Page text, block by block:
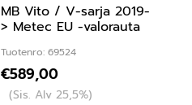
MB Vito / V-sarja 2019-
> Metec EU -valorauta
Tuotenro: 69524
€589,00
(Sis. Alv 25,5%)